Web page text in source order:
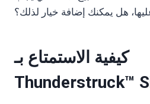
هل يمكنك إضافة خيار لذلك؟
كيفية الاستمتاع بـ
Thunderstruck™